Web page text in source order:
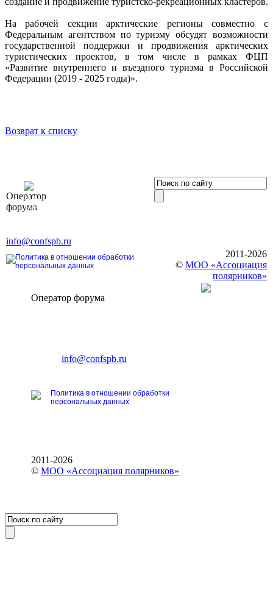
На рабочей секции арктические регионы совместно с
Федеральным агентством по туризму обсудят возможности
государственной поддержки и продвижения арктических
туристических проектов, в том числе в рамках ФЦП
«Развитие внутреннего и въездного туризма в Российской
Федерации (2019 - 2025 годы)».
Возврат к списку
Оператор
форума
Элит»
196191, г. Санкт-Петербург,
info@confspb.ru
Политика в отношении обработки
персональных данных
2011-2026
© МОО «Ассоциация
полярников»
Оператор форума
E-mail:info@confspb.ru
Политика в отношении обработки
персональных данных
2011-2026
©МОО «Ассоциация полярников»